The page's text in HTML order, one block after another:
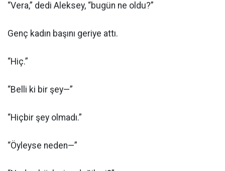
“Vera,” dedi Aleksey, “bugün ne oldu?”
Genç kadın başını geriye attı.
“Hiç.”
“Belli ki bir şey—”
“Hiçbir şey olmadı.”
“Öyleyse neden—”